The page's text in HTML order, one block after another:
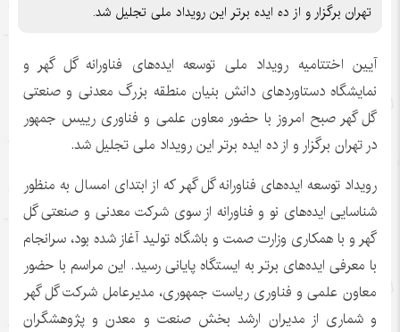
تهران برگزار و از ده ایده برتر این رویداد ملی تجلیل شد.
آیین اختتامیه رویداد ملی توسعه ایده‌های فناورانه گل گهر و
نمایشگاه دستاوردهای دانش بنیان منطقه بزرگ معدنی و صنعتی
گل گهر صبح امروز با حضور معاون علمی و فناوری رییس جمهور
در تهران برگزار و از ده ایده برتر این رویداد ملی تجلیل شد.
رویداد توسعه ایده‌های فناورانه گل گهر که از ابتدای امسال به منظور
شناسایی ایده‌های نو و فناورانه از سوی شرکت معدنی و صنعتی گل
گهر و با همکاری وزارت صمت و باشگاه تولید آغاز شده بود، سرانجام
با معرفی ایده‌های برتر به ایستگاه پایانی رسید. این مراسم با حضور
معاون علمی و فناوری ریاست جمهوری، مدیرعامل شرکت گل گهر
و شماری از مدیران ارشد بخش صنعت و معدن و پژوهشگران